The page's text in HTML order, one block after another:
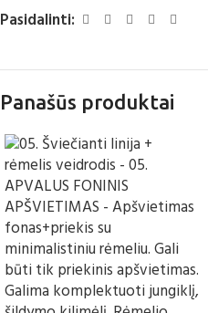
Pasidalinti:
Panašūs produktai